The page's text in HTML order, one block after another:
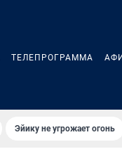
ТЕЛЕПРОГРАММА
Эйику не угрожает огонь